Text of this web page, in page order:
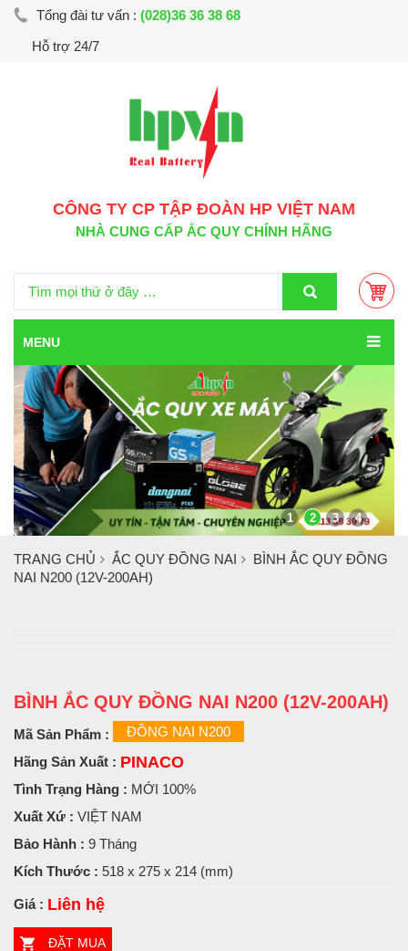
Tổng đài tư vấn : (028)36 36 38 68
Hỗ trợ 24/7
CÔNG TY CP TẬP ĐOÀN HP VIỆT NAM
NHÀ CUNG CẤP ẮC QUY CHÍNH HÃNG
MENU
1 2 3 4
TRANG CHỦ ẮC QUY ĐỒNG NAI
BÌNH ẮC QUY ĐỒNG
NAI N200 (12V-200AH)
BÌNH ẮC QUY ĐỒNG NAI N200 (12V-200AH)
Mã Sản Phẩm :
ĐỒNG NAI N200
Hãng Sản Xuất : PINACO
Tình Trạng Hàng : MỚI 100%
Xuất Xứ : VIỆT NAM
Bảo Hành : 9 Tháng
Kích Thước : 518 x 275 x 214 (mm)
Giá : Liên hệ
ĐẶT MUA